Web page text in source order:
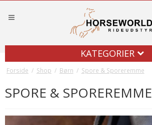
KATEGORIER
Forside / Shop / Børn / Spore & Sporeremme
SPORE & SPOREREMME